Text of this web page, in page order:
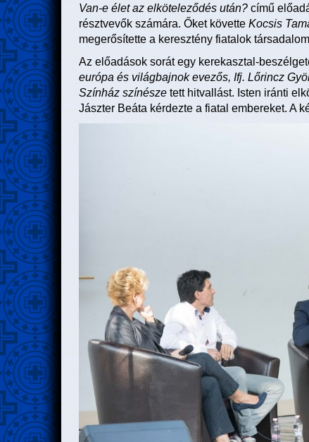
Van-e élet az elköteleződés után? című
résztvevők számára. Őket követte Kocsis
megerősítette a keresztény fiatalok
Az előadások sorát egy kerekasztal-
európa és világbajnok evezős, Ifj. Lőrincz
Színház színésze tett hitvallást. Isten iránti
Jászter Beáta kérdezte a fiatal embereket. A